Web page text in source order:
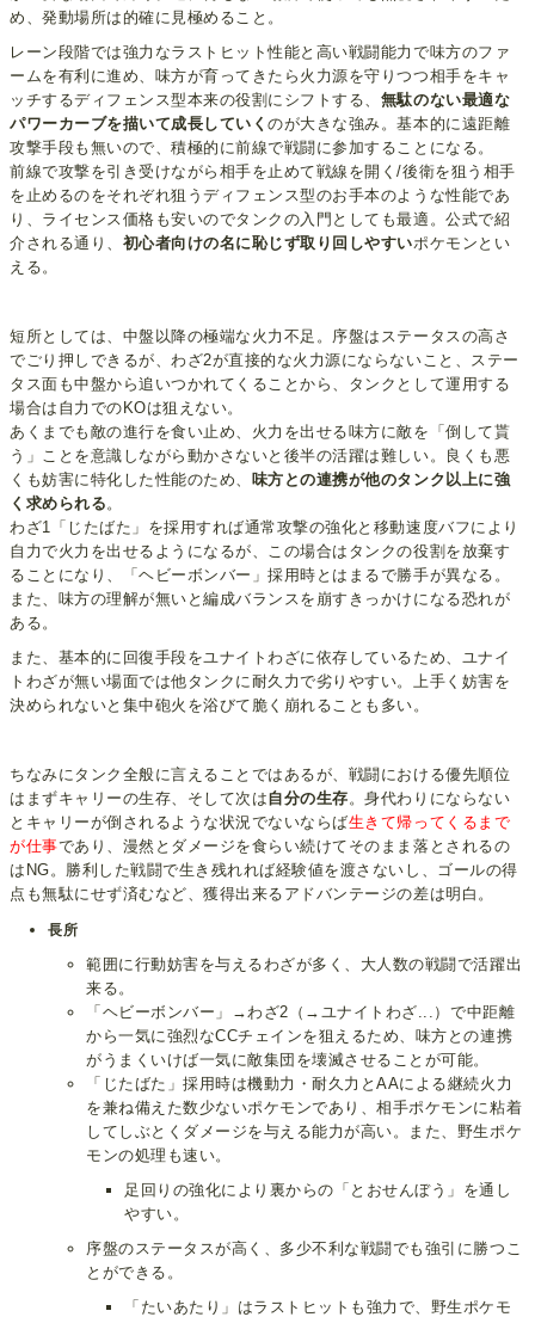
め、発動場所は的確に見極めること。
レーン段階では強力なラストヒット性能と高い戦闘能力で味方のファ
ームを有利に進め、味方が育ってきたら火力源を守りつつ相手をキャ
ッチするディフェンス型本来の役割にシフトする、 無駄のない最適な
パワーカーブを描いて成長していくのが大きな強み。基本的に遠距離
攻撃手段も無いので、積極的に前線で戦闘に参加することになる。
前線で攻撃を引き受けながら相手を止めて戦線を開く/後衛を狙う相手
を止めるのをそれぞれ狙うディフェンス型のお手本のような性能であ
り、ライセンス価格も安いのでタンクの入門としても最適。公式で紹
介される通り、 初心者向けの名に恥じず取り回しやすいポケモンとい
える。
短所としては、中盤以降の極端な火力不足。序盤はステータスの高さ
でごり押しできるが、わざ2が直接的な火力源にならないこと、ステー
タス面も中盤から追いつかれてくることから、タンクとして運用する
場合は自力でのKOは狙えない。
あくまでも敵の進行を食い止め、火力を出せる味方に敵を「倒して貰
う」ことを意識しながら動かさないと後半の活躍は難しい。良くも悪
くも妨害に特化した性能のため、 味方との連携が他のタンク以上に強
く求められる。
わざ1「じたばた」を採用すれば通常攻撃の強化と移動速度バフにより
自力で火力を出せるようになるが、この場合はタンクの役割を放棄す
ることになり、「ヘビーボンバー」採用時とはまるで勝手が異なる。
また、味方の理解が無いと編成バランスを崩すきっかけになる恐れが
ある。
また、基本的に回復手段をユナイトわざに依存しているため、ユナイ
トわざが無い場面では他タンクに耐久力で劣りやすい。上手く妨害を
決められないと集中砲火を浴びて脆く崩れることも多い。
ちなみにタンク全般に言えることではあるが、戦闘における優先順位
はまずキャリーの生存、そして次は自分の生存。身代わりにならない
とキャリーが倒されるような状況でないならば生きて帰ってくるまで
が仕事であり、漫然とダメージを食らい続けてそのまま落とされるの
はNG。勝利した戦闘で生き残れれば経験値を渡さないし、ゴールの得
点も無駄にせず済むなど、獲得出来るアドバンテージの差は明白。
長所
範囲に行動妨害を与えるわざが多く、大人数の戦闘で活躍出
来る。
「ヘビーボンバー」→わざ2（→ユナイトわざ...）で中距離
から一気に強烈なCCチェインを狙えるため、味方との連携
がうまくいけば一気に敵集団を壊滅させることが可能。
「じたばた」採用時は機動力・耐久力とAAによる継続火力
を兼ね備えた数少ないポケモンであり、相手ポケモンに粘着
してしぶとくダメージを与える能力が高い。また、野生ポケ
モンの処理も速い。
足回りの強化により裏からの「とおせんぼう」を通し
やすい。
序盤のステータスが高く、多少不利な戦闘でも強引に勝つこ
とができる。
「たいあたり」はラストヒットも強力で、野生ポケモ